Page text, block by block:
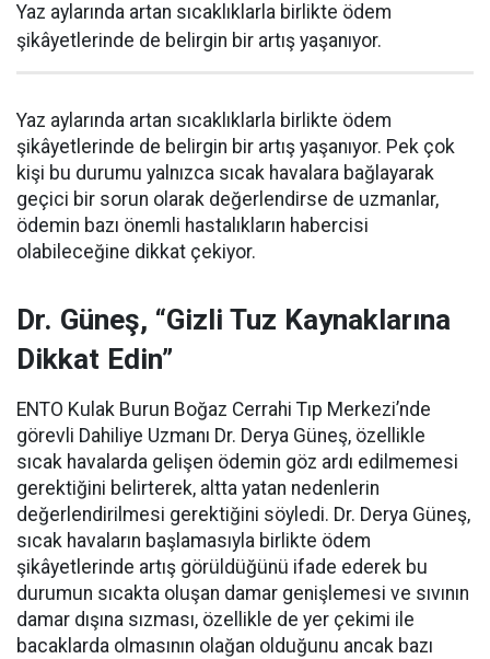
Yaz aylarında artan sıcaklıklarla birlikte ödem
şikâyetlerinde de belirgin bir artış yaşanıyor.
Yaz aylarında artan sıcaklıklarla birlikte ödem
şikâyetlerinde de belirgin bir artış yaşanıyor. Pek çok
kişi bu durumu yalnızca sıcak havalara bağlayarak
geçici bir sorun olarak değerlendirse de uzmanlar,
ödemin bazı önemli hastalıkların habercisi
olabileceğine dikkat çekiyor.
Dr. Güneş, “Gizli Tuz Kaynaklarına
Dikkat Edin”
ENTO Kulak Burun Boğaz Cerrahi Tıp Merkezi’nde
görevli Dahiliye Uzmanı Dr. Derya Güneş, özellikle
sıcak havalarda gelişen ödemin göz ardı edilmemesi
gerektiğini belirterek, altta yatan nedenlerin
değerlendirilmesi gerektiğini söyledi. Dr. Derya Güneş,
sıcak havaların başlamasıyla birlikte ödem
şikâyetlerinde artış görüldüğünü ifade ederek bu
durumun sıcakta oluşan damar genişlemesi ve sıvının
damar dışına sızması, özellikle de yer çekimi ile
bacaklarda olmasının olağan olduğunu ancak bazı